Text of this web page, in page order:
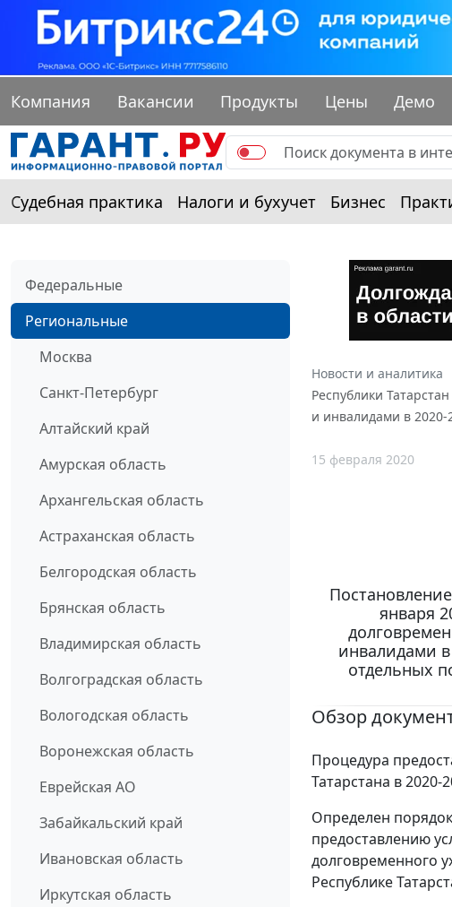
Компания Вакансии Продукты Цены Демо
Судебная практика Налоги и бухучет Бизнес
Федеральные
Региональные
Москва
Санкт-Петербург
Алтайский край
Амурская область
Архангельская область
Астраханская область
Белгородская область
Брянская область
Владимирская область
Волгоградская область
Вологодская область
Воронежская область
Еврейская АО
Забайкальский край
Ивановская область
Иркутская область
Новости и аналитика
Республики
и инвалидами в 2020-
15 февраля 2020
января
инвалидами
отдельных
Обзор
Процедура
Татарстана в 2020-
Определен
предоставлению
долговременного
Республике